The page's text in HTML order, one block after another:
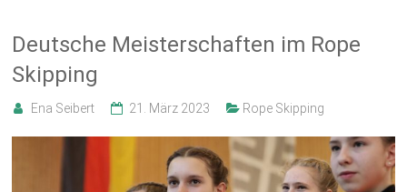
Deutsche Meisterschaften im Rope
Skipping
Ena Seibert 21. März 2023 Rope Skipping